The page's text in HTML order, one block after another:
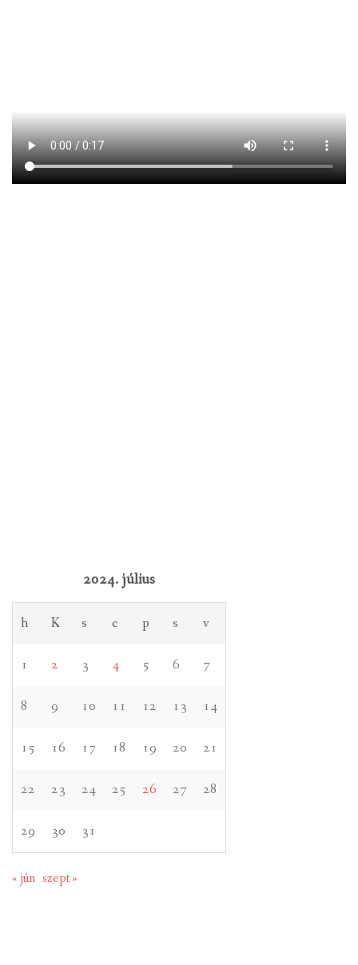
2024. július
h K s c p s v
1 2 3 4 5 6 7
8 9 10 11 12 13 14
15 16 17 18 19 20 21
22 23 24 25 26 27 28
29 30 31
« jún szept »